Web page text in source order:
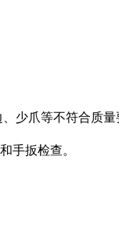
少爪等不符合质
手扳检查。